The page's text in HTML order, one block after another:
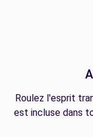
Roulez l'esprit
est incluse dans